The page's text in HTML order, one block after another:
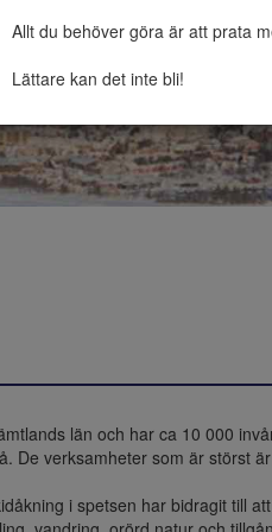
Allt du behöver göra är att prata
Lättare kan det inte bli!
län och har ca 10 000
De verksamheter som är störst
i spetsen har bidragit till